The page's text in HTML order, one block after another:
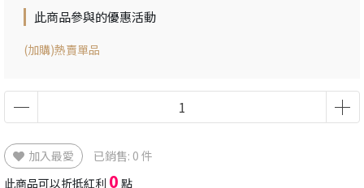
此商品參與的優惠活動
(加購)熱賣單品
加入最愛
已銷售: 0 件
此商品可以折抵紅利 0 點